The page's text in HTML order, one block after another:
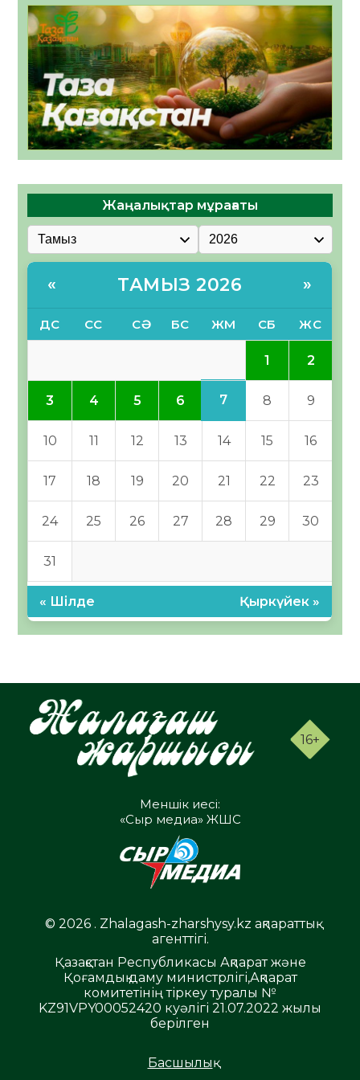
Жаңалықтар мұрағаты
« ТАМЫЗ 2026 »
ДС СС СӘ БС ЖМ СБ ЖС
1 2
3 4 5 6 7 8 9
10 11 12 13 14 15 16
17 18 19 20 21 22 23
24 25 26 27 28 29 30
31
« Шілде Қыркүйек »
16+
Меншік иесі:
«Сыр медиа» ЖШС
© 2026 . Zhalagash-zharshysy.kz ақпараттық
агенттігі.
Қазақстан Республикасы Ақпарат және
Қоғамдық даму министрлігі,Ақпарат
комитетінің тіркеу туралы №
KZ91VPY00052420 куәлігі 21.07.2022 жылы
берілген
Басшылық